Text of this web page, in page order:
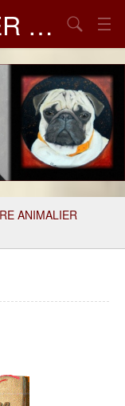
CHRISTINE OLIVER – PEINTRE ANIMALIER
Chercher
ANIMALIER